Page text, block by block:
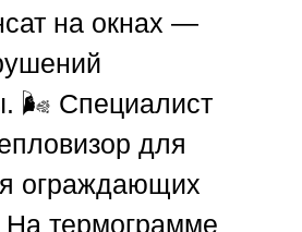
на окнах —
🌬️ Специалист
для
ограждающих
На термограмме